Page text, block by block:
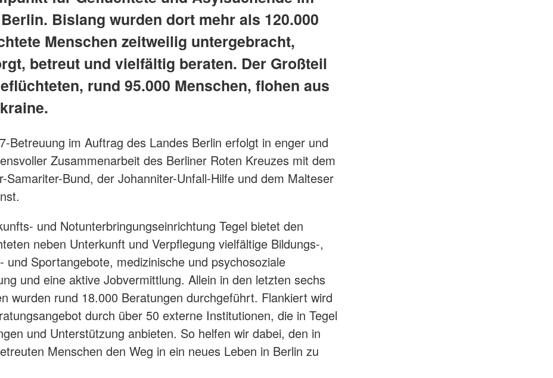
Bislang wurden dort mehr als 120.000
Menschen zeitweilig untergebracht,
betreut und vielfältig beraten. Der Großteil
rund 95.000 Menschen, flohen aus
Betreuung im Auftrag des Landes Berlin erfolgt in enger und
Zusammenarbeit des Berliner Roten Kreuzes mit dem
Samariter-Bund, der Johanniter-Unfall-Hilfe und dem Malteser
und Notunterbringungseinrichtung Tegel bietet den
neben Unterkunft und Verpflegung vielfältige Bildungs-,
und Sportangebote, medizinische und psychosoziale
und eine aktive Jobvermittlung. Allein in den letzten sechs
wurden rund 18.000 Beratungen durchgeführt. Flankiert wird
durch über 50 externe Institutionen, die in Tegel
und Unterstützung anbieten. So helfen wir dabei, den in
Menschen den Weg in ein neues Leben in Berlin zu